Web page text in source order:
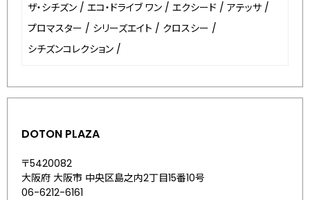
ザ・シチズン / エコ・ドライブ ワン / エクシード / アテッサ /
プロマスター / シリーズエイト / クロスシー /
シチズンコレクション /
DOTON PLAZA
〒5420082
大阪府 大阪市 中央区島之内2丁目15番10号
06-6212-6161